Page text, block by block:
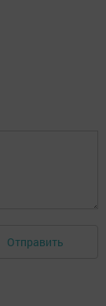
Отправить